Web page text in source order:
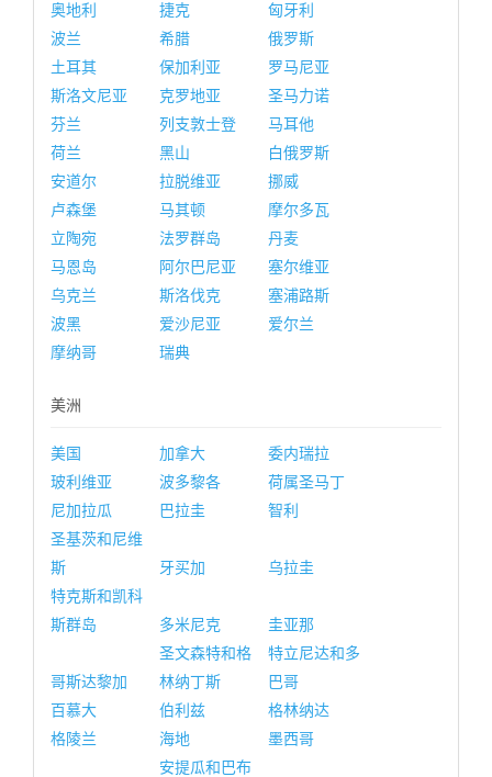
奥地利
捷克
匈牙利
波兰
希腊
俄罗斯
土耳其
保加利亚
罗马尼亚
斯洛文尼亚
克罗地亚
圣马力诺
芬兰
列支敦士登
马耳他
荷兰
黑山
白俄罗斯
安道尔
拉脱维亚
挪威
卢森堡
马其顿
摩尔多瓦
立陶宛
法罗群岛
丹麦
马恩岛
阿尔巴尼亚
塞尔维亚
乌克兰
斯洛伐克
塞浦路斯
波黑
爱沙尼亚
爱尔兰
摩纳哥
瑞典
美洲
美国 加拿大
委内瑞拉
玻利维亚
波多黎各
荷属圣马丁
尼加拉瓜
巴拉圭
智利
圣基茨和尼维
斯
牙买加
乌拉圭
特克斯和凯科
斯群岛
多米尼克 圭亚那
哥斯达黎加
圣文森特和格
林纳丁斯
特立尼达和多
巴哥
百慕大
伯利兹
格林纳达
格陵兰
海地 墨西哥
安提瓜和巴布